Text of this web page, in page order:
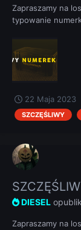
Zapraszamy na
typowanie
22 Maja 2023
SZCZĘŚLIWY
DIESEL
Zapraszamy na